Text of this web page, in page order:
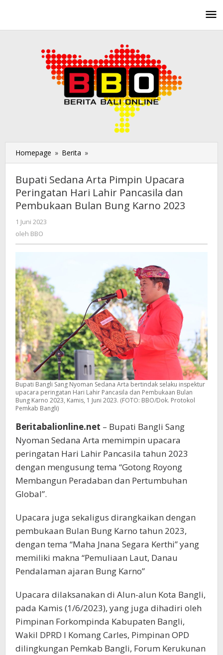
Homepage » Berita »
Sedana
Pimpin
Upacara
Peringatan
dan
Bulan
Bung
Karno
2023
Bupati Sedana Arta Pimpin Upacara
Peringatan Hari Lahir Pancasila dan
Pembukaan Bulan Bung Karno 2023
1 Juni 2023
oleh BBO
Bupati Bangli Sang Nyoman Sedana Arta bertindak selaku inspektur
upacara peringatan Hari Lahir Pancasila dan Pembukaan Bulan
Bung Karno 2023, Kamis, 1 Juni 2023. (FOTO: BBO/Dok. Protokol
Pemkab Bangli)
Beritabalionline.net – Bupati Bangli Sang
Nyoman Sedana Arta memimpin upacara
peringatan Hari Lahir Pancasila tahun 2023
dengan mengusung tema “Gotong Royong
Membangun Peradaban dan Pertumbuhan
Global”.
Upacara juga sekaligus dirangkaikan dengan
pembukaan Bulan Bung Karno tahun 2023,
dengan tema “Maha Jnana Segara Kerthi” yang
memiliki makna “Pemuliaan Laut, Danau
Pendalaman ajaran Bung Karno”
Upacara dilaksanakan di Alun-alun Kota Bangli,
pada Kamis (1/6/2023), yang juga dihadiri oleh
Pimpinan Forkompinda Kabupaten Bangli,
Wakil DPRD I Komang Carles, Pimpinan OPD
dilingkungan Pemkab Bangli, Forum Kerukunan